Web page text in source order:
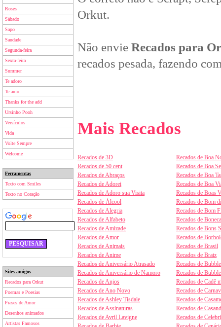
Roses
Sábado
Sapo
Saudade
Segunda-feira
Sexta-feira
Summer
Te adoro
Te amo
Thanks for the add
Ursinho Pooh
Versículos
Vida
Volte Sempre
Welcome
Ferramentas
Texto com Smiles
Texto no Coração
Sites amigos
Recados para Orkut
Poemas e Poesias
Frases de Amor
Desenhos animados
Artistas Famosos
Orkut.
Não envie Recados para
recados pesada, fazendo
Mais Recados
Recados de 3D
Recados de 50 cent
Recados de Abraços
Recados de Adorei
Recados de Adoro sua Visita
Recados de Álcool
Recados de Alegria
Recados de Alfabeto
Recados de Amizade
Recados de Amor
Recados de Animais
Recados de Anime
Recados de Aniversário Atrasado
Recados de Aniversário de Namoro
Recados de Anjos
Recados de Ano Novo
Recados de Ashley Tisdale
Recados de Assinaturas
Recados de Avril Lavigne
Recados de Boa
Recados de Boa
Recados de Boa
Recados de Boa
Recados de Boas
Recados de Bom
Recados de Bom
Recados de
Recados de Bons
Recados de
Recados de Brasil
Recados de Bratz
Recados de
Recados de
Recados de Cadê
Recados de
Recados de
Recados de
Recados de